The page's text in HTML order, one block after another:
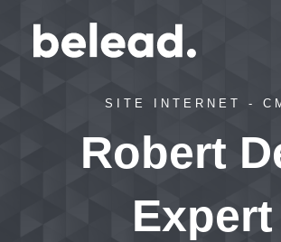
SITE INTERNET -
Robert
Expert